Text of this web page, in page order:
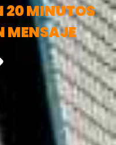
20 MINUTOS
MENSAJE